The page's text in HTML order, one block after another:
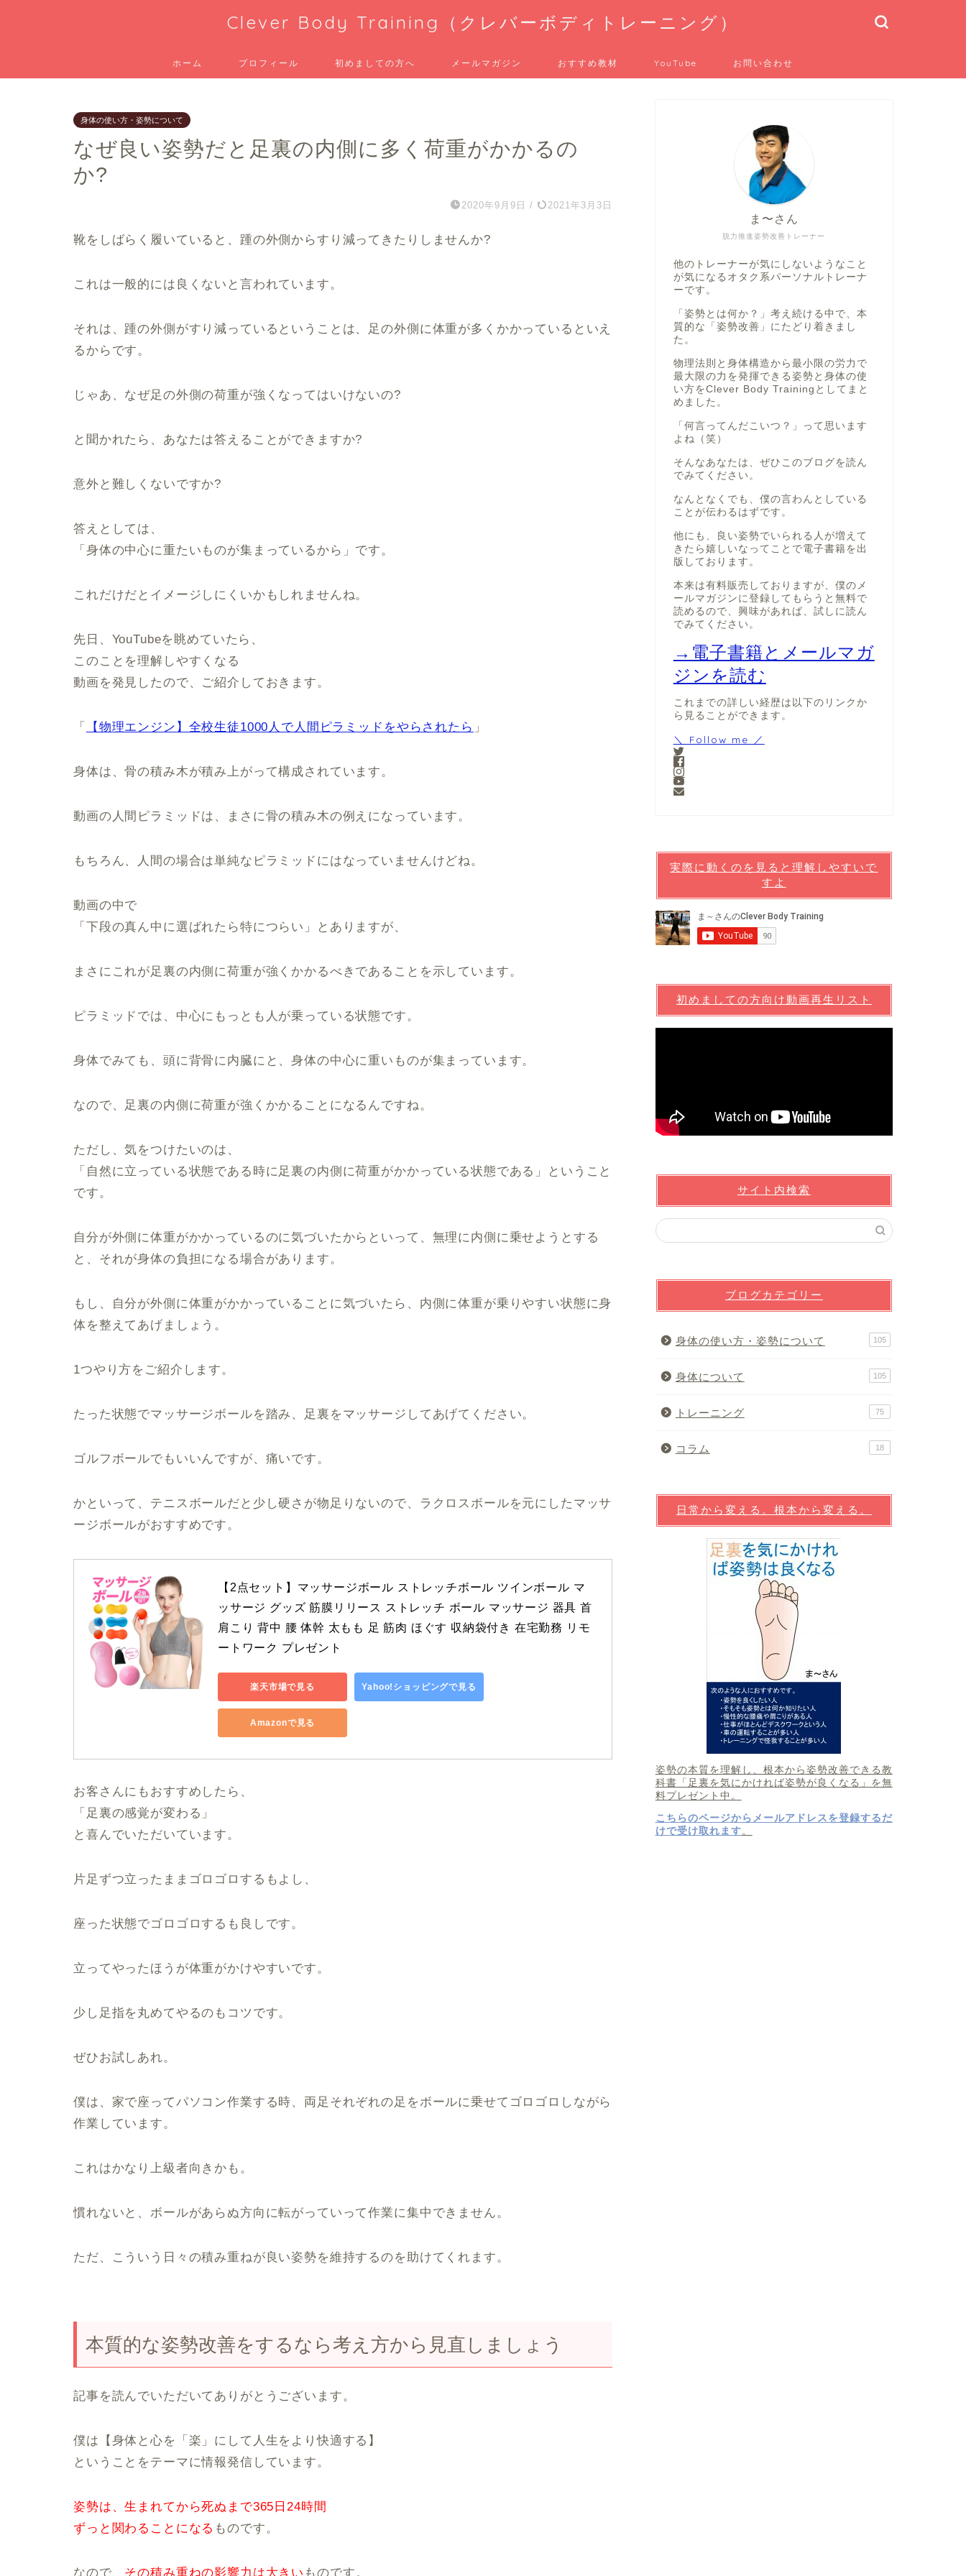
Clever Body Training（クレバーボディトレーニング）
ホーム プロフィール 初めましての方へ メールマガジン おすすめ教材 YouTube お問い合わせ
身体の使い方・姿勢について
なぜ良い姿勢だと足裏の内側に多く荷重がかかるの
か?
2020年9月9日 / 2021年3月3日
靴をしばらく履いていると、踵の外側からすり減ってきたりしませんか?
これは一般的には良くないと言われています。
それは、踵の外側がすり減っているということは、足の外側に体重が多くかかっているといえ
るからです。
じゃあ、なぜ足の外側の荷重が強くなってはいけないの?
と聞かれたら、あなたは答えることができますか?
意外と難しくないですか?
答えとしては、
「身体の中心に重たいものが集まっているから」です。
これだけだとイメージしにくいかもしれませんね。
先日、YouTubeを眺めていたら、
このことを理解しやすくなる
動画を発見したので、ご紹介しておきます。
「 【物理エンジン】全校生徒1000人で人間ピラミッドをやらされたら 」
身体は、骨の積み木が積み上がって構成されています。
動画の人間ピラミッドは、まさに骨の積み木の例えになっています。
もちろん、人間の場合は単純なピラミッドにはなっていませんけどね。
動画の中で
「下段の真ん中に選ばれたら特につらい」とありますが、
まさにこれが足裏の内側に荷重が強くかかるべきであることを示しています。
ピラミッドでは、中心にもっとも人が乗っている状態です。
身体でみても、頭に背骨に内臓にと、身体の中心に重いものが集まっています。
なので、足裏の内側に荷重が強くかかることになるんですね。
ただし、気をつけたいのは、
「自然に立っている状態である時に足裏の内側に荷重がかかっている状態である」ということ
です。
自分が外側に体重がかかっているのに気づいたからといって、無理に内側に乗せようとする
と、それが身体の負担になる場合があります。
もし、自分が外側に体重がかかっていることに気づいたら、内側に体重が乗りやすい状態に身
体を整えてあげましょう。
1つやり方をご紹介します。
たった状態でマッサージボールを踏み、足裏をマッサージしてあげてください。
ゴルフボールでもいいんですが、痛いです。
かといって、テニスボールだと少し硬さが物足りないので、ラクロスボールを元にしたマッサ
ージボールがおすすめです。
【2点セット】マッサージボール ストレッチボール ツインボール マ
ッサージ グッズ 筋膜リリース ストレッチ ボール マッサージ 器具 首
肩こり 背中 腰 体幹 太もも 足 筋肉 ほぐす 収納袋付き 在宅勤務 リモ
ートワーク プレゼント
楽天市場で見る Yahoo!ショッピングで見る
Amazonで見る
お客さんにもおすすめしたら、
「足裏の感覚が変わる」
と喜んでいただいています。
片足ずつ立ったままゴロゴロするもよし、
座った状態でゴロゴロするも良しです。
立ってやったほうが体重がかけやすいです。
少し足指を丸めてやるのもコツです。
ぜひお試しあれ。
僕は、家で座ってパソコン作業する時、両足それぞれの足をボールに乗せてゴロゴロしながら
作業しています。
これはかなり上級者向きかも。
慣れないと、ボールがあらぬ方向に転がっていって作業に集中できません。
ただ、こういう日々の積み重ねが良い姿勢を維持するのを助けてくれます。
本質的な姿勢改善をするなら考え方から見直しましょう
記事を読んでいただいてありがとうございます。
僕は【身体と心を「楽」にして人生をより快適する】
ということをテーマに情報発信しています。
姿勢は、生まれてから死ぬまで365日24時間
ずっと関わることになる ものです。
なので、 その積み重ねの影響力は大きい ものです。
脱力推進姿勢改善トレーナー
ま〜さん
他のトレーナーが気にしないようなこと
が気になるオタク系パーソナルトレーナ
ーです。
「姿勢とは何か？」考え続ける中で、本
質的な「姿勢改善」にたどり着きまし
た。
物理法則と身体構造から最小限の労力で
最大限の力を発揮できる姿勢と身体の使
い方をClever Body Trainingとしてまと
めました。
「何言ってんだこいつ？」って思います
よね（笑）
そんなあなたは、ぜひこのブログを読ん
でみてください。
なんとなくでも、僕の言わんとしている
ことが伝わるはずです。
他にも、良い姿勢でいられる人が増えて
きたら嬉しいなってことで電子書籍を出
版しております。
本来は有料販売しておりますが、僕のメ
ールマガジンに登録してもらうと無料で
読めるので、興味があれば、試しに読ん
でみてください。
→電子書籍とメールマガ
ジンを読む
これまでの詳しい経歴は以下のリンクか
ら見ることができます。
＼ Follow me ／
実際に動くのを見ると理解しやすいで
すよ
初めましての方向け動画再生リスト
サイト内検索
ブログカテゴリー
身体の使い方・姿勢について 105
身体について 105
トレーニング 75
コラム 18
日常から変える。根本から変える。
姿勢の本質を理解し、根本から姿勢改善できる教
科書「足裏を気にかければ姿勢が良くなる」を無
料プレゼント中。
こちらのページからメールアドレスを登録するだ
けで受け取れます。